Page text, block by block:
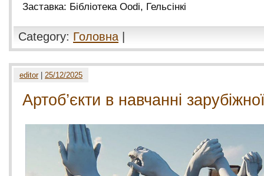
Заставка: Бібліотека Oodi, Гельсінкі
Category: Головна
editor| 25/12/2025
Артоб’єкти в навчанні